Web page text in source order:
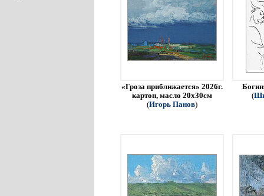
«Гроза приближается» 2026г.
картон, масло 20х30см
(Игорь Панов)
(